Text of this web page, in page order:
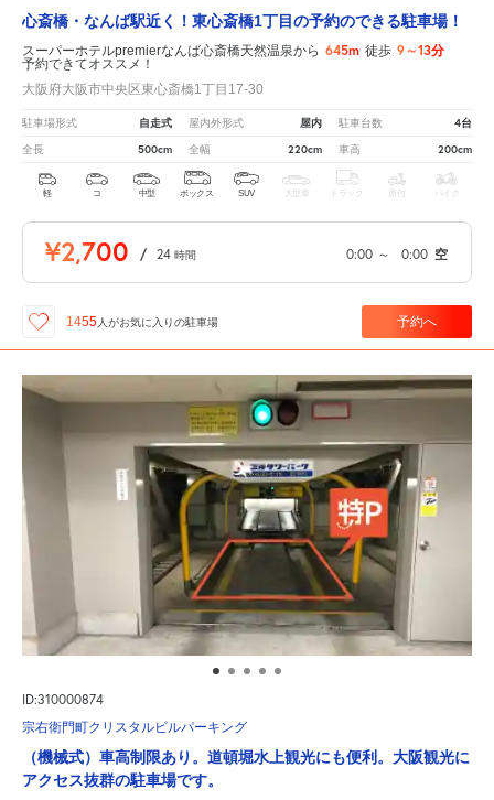
心斎橋・なんば駅近く！東心斎橋1丁目の予約のできる駐車場！
スーパーホテルpremierなんば心斎橋天然温泉から 645m 徒歩 9～13分
予約できてオススメ！
大阪府大阪市中央区東心斎橋1丁目17-30
駐車場形式 自走式 屋内外形式 屋内 駐車台数 4台
全長 500cm 全幅 220cm 車高 200cm
軽 コ 中型 ボックス SUV 大型車 トラック 原付 バイク
¥2,700 / 24 時間 0:00 ～ 0:00 空
1455 人がお気に入りの駐車場 予約へ
ID:310000874
宗右衛門町クリスタルビルパーキング
（機械式）車高制限あり。道頓堀水上観光にも便利。大阪観光に
アクセス抜群の駐車場です。